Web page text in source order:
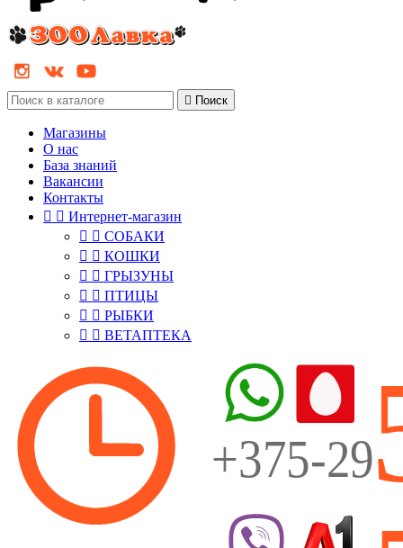
 Поиск
Магазины
О нас
База знаний
Вакансии
Контакты
  Интернет-магазин
  СОБАКИ
  КОШКИ
  ГРЫЗУНЫ
  ПТИЦЫ
  РЫБКИ
  ВЕТАПТЕКА